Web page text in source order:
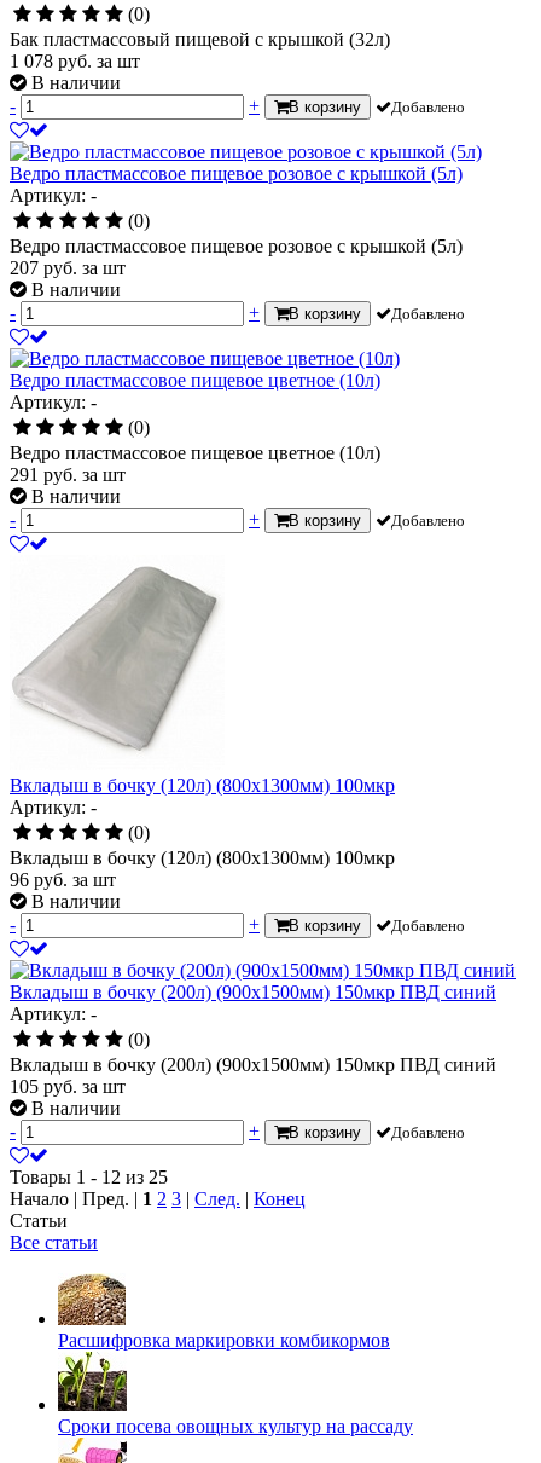
(0)
Бак пластмассовый пищевой с крышкой (32л)
1 078 руб. за шт
В наличии
-
+ В корзину Добавлено
Ведро пластмассовое пищевое розовое с крышкой (5л)
Артикул: -
(0)
Ведро пластмассовое пищевое розовое с крышкой (5л)
207 руб. за шт
В наличии
-
+ В корзину Добавлено
Ведро пластмассовое пищевое цветное (10л)
Артикул: -
(0)
Ведро пластмассовое пищевое цветное (10л)
291 руб. за шт
В наличии
-
+ В корзину Добавлено
Вкладыш в бочку (120л) (800х1300мм) 100мкр
Артикул: -
(0)
Вкладыш в бочку (120л) (800х1300мм) 100мкр
96 руб. за шт
В наличии
-
+ В корзину Добавлено
Вкладыш в бочку (200л) (900х1500мм) 150мкр ПВД синий
Артикул: -
(0)
Вкладыш в бочку (200л) (900х1500мм) 150мкр ПВД синий
105 руб. за шт
В наличии
-
+ В корзину Добавлено
Товары 1 - 12 из 25
Начало | Пред. | 1 2 3 | След. | Конец
Статьи
Все статьи
Расшифровка маркировки комбикормов
Сроки посева овощных культур на рассаду